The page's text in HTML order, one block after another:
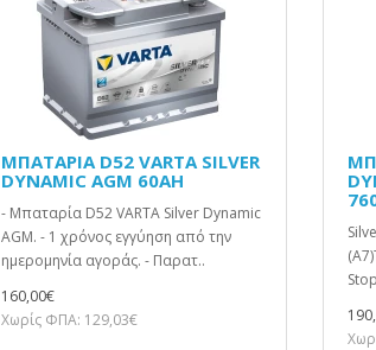
ΜΠΑΤΑΡΙΑ D52 VARTA SILVER
DYNAMIC AGM 60AH
- Μπαταρία D52 VARTA Silver Dynamic
AGM. - 1 χρόνος εγγύηση από την
ημερομηνία αγοράς. - Παρατ..
160,00€
Χωρίς ΦΠΑ: 129,03€